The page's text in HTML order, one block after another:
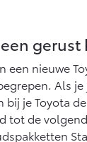
een nieuwe
Als
bij je Toyota
tot de